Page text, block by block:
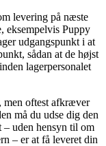
levering på næste
eksempelvis Puppy
udgangspunkt i at
sådan at de højst
lagerpersonalet
men oftest afkræver
må du udse dig den
uden hensyn til om
– er at få leveret din